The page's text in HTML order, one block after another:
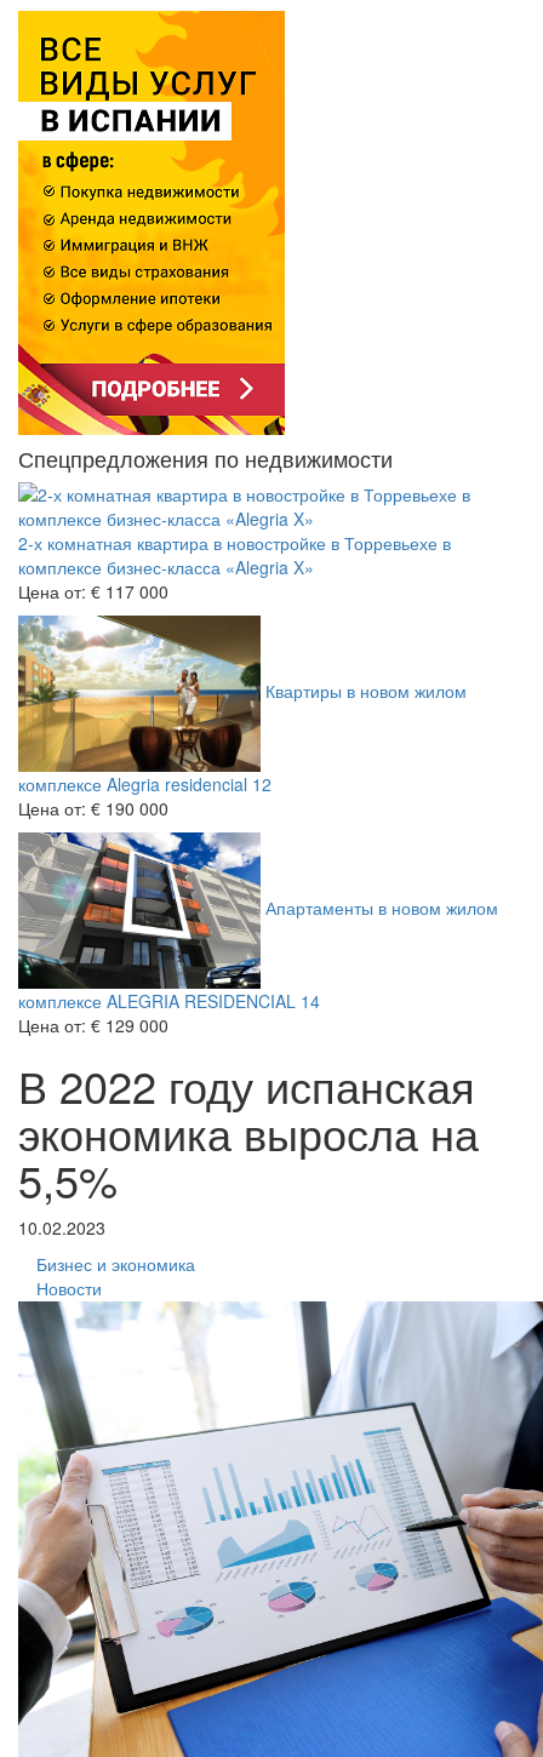
Спецпредложения по недвижимости
2-х комнатная квартира в новостройке в Торревьехе в
комплексе бизнес-класса «Alegria X»
Цена от: € 117 000
Квартиры в новом жилом
комплексе Alegria residencial 12
Цена от: € 190 000
Апартаменты в новом жилом
комплексе ALEGRIA RESIDENCIAL 14
Цена от: € 129 000
В 2022 году испанская
экономика выросла на
5,5%
10.02.2023
Бизнес и экономика
Новости